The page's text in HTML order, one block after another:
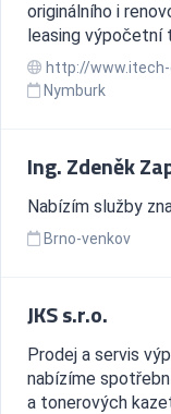
originálního i
leasing výpočetní
http://
Nymburk
Ing. Zdeněk
Nabízím služby
Brno-venkov
JKS s.r.o.
Prodej a servis
nabízíme
a tonerových